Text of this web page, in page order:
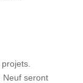
Neuf seront